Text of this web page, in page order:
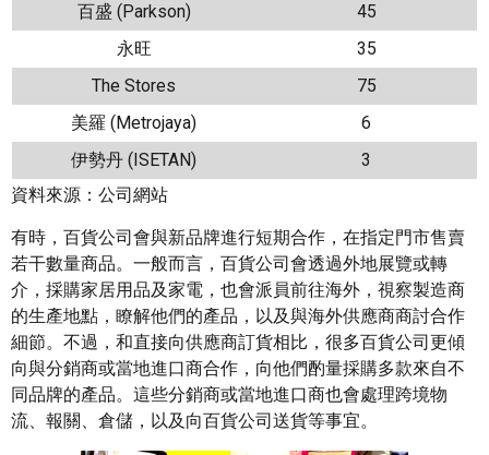
百盛 (Parkson)
45
永旺
35
The Stores
75
美羅 (Metrojaya)
6
伊勢丹 (ISETAN)
3
資料來源：公司網站
有時，百貨公司會與新品牌進行短期合作，在指定門市售賣
若干數量商品。一般而言，百貨公司會透過外地展覽或轉
介，採購家居用品及家電，也會派員前往海外，視察製造商
的生產地點，瞭解他們的產品，以及與海外供應商商討合作
細節。不過，和直接向供應商訂貨相比，很多百貨公司更傾
向與分銷商或當地進口商合作，向他們酌量採購多款來自不
同品牌的產品。這些分銷商或當地進口商也會處理跨境物
流、報關、倉儲，以及向百貨公司送貨等事宜。